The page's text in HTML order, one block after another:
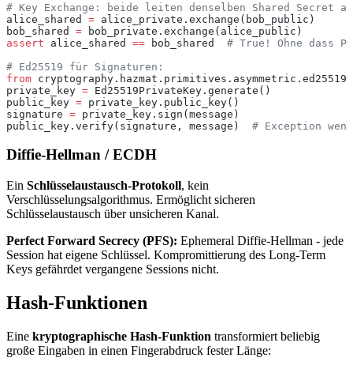
# Key Exchange: beide leiten denselben Shared Secret ab
alice_shared = alice_private.exchange(bob_public)
bob_shared = bob_private.exchange(alice_public)
assert alice_shared == bob_shared # True! Ohne dass
# Ed25519 für Signaturen:
from cryptography.hazmat.primitives.asymmetric.ed25519
private_key = Ed25519PrivateKey.generate()
public_key = private_key.public_key()
signature = private_key.sign(message)
public_key.verify(signature, message) # Exception
Diffie-Hellman / ECDH
Ein Schlüsselaustausch-Protokoll, kein
Verschlüsselungsalgorithmus. Ermöglicht sicheren
Schlüsselaustausch über unsicheren Kanal.
Perfect Forward Secrecy (PFS): Ephemeral Diffie-Hellman - jede
Session hat eigene Schlüssel. Kompromittierung des Long-Term
Keys gefährdet vergangene Sessions nicht.
Hash-Funktionen
Eine kryptographische Hash-Funktion transformiert beliebig
große Eingaben in einen Fingerabdruck fester Länge: